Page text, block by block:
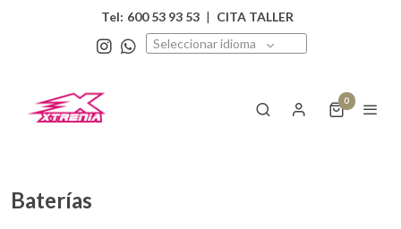
Tel: 600 53 93 53 | CITA TALLER
Seleccionar idioma
0
Baterías